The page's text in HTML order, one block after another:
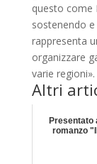
questo come
sostenendo
rappresenta
organizzare
varie regioni».
Altri
Presentato
romanzo